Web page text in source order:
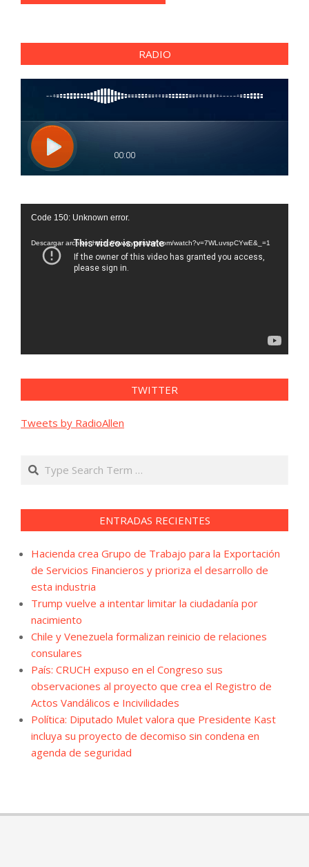
RADIO
Reproductor
vídeo
Code 150: Unknown error.
Descargar archivo: https://www.youtube.com/watch?v=7WLuvspCYwE&_=1
TWITTER
Tweets by RadioAllen
Search
ENTRADAS RECIENTES
Hacienda crea Grupo de Trabajo para la Exportación
de Servicios Financieros y prioriza el desarrollo de
esta industria
Trump vuelve a intentar limitar la ciudadanía por
nacimiento
Chile y Venezuela formalizan reinicio de relaciones
consulares
País: CRUCH expuso en el Congreso sus
observaciones al proyecto que crea el Registro de
Actos Vandálicos e Incivilidades
Política: Diputado Mulet valora que Presidente Kast
incluya su proyecto de decomiso sin condena en
agenda de seguridad